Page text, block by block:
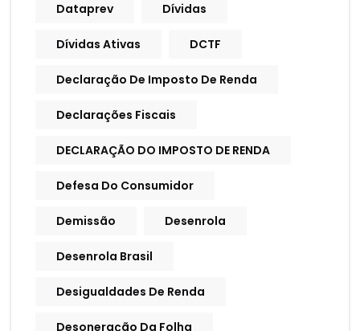
Dataprev Dívidas
Dívidas Ativas DCTF
Declaração De Imposto De Renda
Declarações Fiscais
DECLARAÇÃO DO IMPOSTO DE RENDA
Defesa Do Consumidor
Demissão Desenrola
Desenrola Brasil
Desigualdades De Renda
Desoneração Da Folha